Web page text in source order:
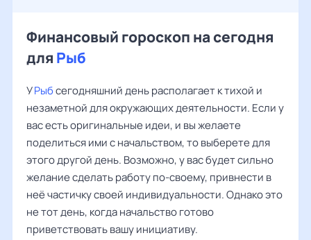
Финансовый гороскоп на сегодня
для Рыб
УРыбсегодняшний день располагает к тихой и
незаметной для окружающих деятельности. Если у
вас есть оригинальные идеи, и вы желаете
поделиться ими с начальством, то выберете для
этого другой день. Возможно, у вас будет сильно
желание сделать работу по-своему, привнести в
неё частичку своей индивидуальности. Однако это
не тот день, когда начальство готово
приветствовать вашу инициативу.